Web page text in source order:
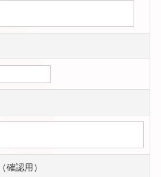
確認用）